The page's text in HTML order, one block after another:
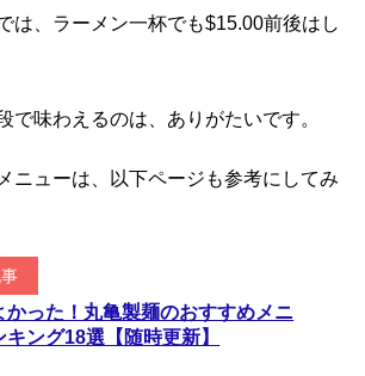
は、ラーメン一杯でも$15.00前後はし
で味わえるのは、ありがたいです。
ニューは、以下ページも参考にしてみ
かった！丸亀製麺のおすすめメニ
キング18選【随時更新】